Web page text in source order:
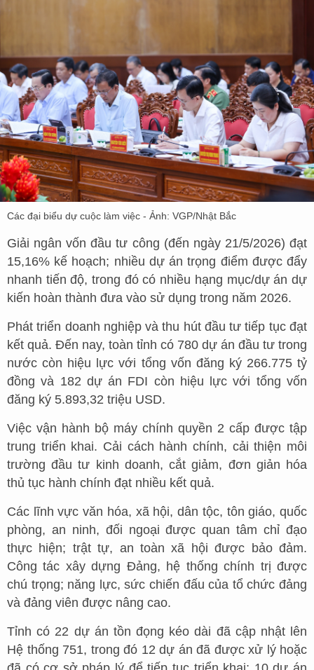
Các đại biểu dự cuộc làm việc - Ảnh: VGP/Nhật Bắc
Giải ngân vốn đầu tư công (đến ngày 21/5/2026) đạt
15,16% kế hoạch; nhiều dự án trọng điểm được đẩy
nhanh tiến độ, trong đó có nhiều hạng mục/dự án dự
kiến hoàn thành đưa vào sử dụng trong năm 2026.
Phát triển doanh nghiệp và thu hút đầu tư tiếp tục đạt
kết quả. Đến nay, toàn tỉnh có 780 dự án đầu tư trong
nước còn hiệu lực với tổng vốn đăng ký 266.775 tỷ
đồng và 182 dự án FDI còn hiệu lực với tổng vốn
đăng ký 5.893,32 triệu USD.
Việc vận hành bộ máy chính quyền 2 cấp được tập
trung triển khai. Cải cách hành chính, cải thiện môi
trường đầu tư kinh doanh, cắt giảm, đơn giản hóa
thủ tục hành chính đạt nhiều kết quả.
Các lĩnh vực văn hóa, xã hội, dân tộc, tôn giáo, quốc
phòng, an ninh, đối ngoại được quan tâm chỉ đạo
thực hiện; trật tự, an toàn xã hội được bảo đảm.
Công tác xây dựng Đảng, hệ thống chính trị được
chú trọng; năng lực, sức chiến đấu của tổ chức đảng
và đảng viên được nâng cao.
Tỉnh có 22 dự án tồn đọng kéo dài đã cập nhật lên
Hệ thống 751, trong đó 12 dự án đã được xử lý hoặc